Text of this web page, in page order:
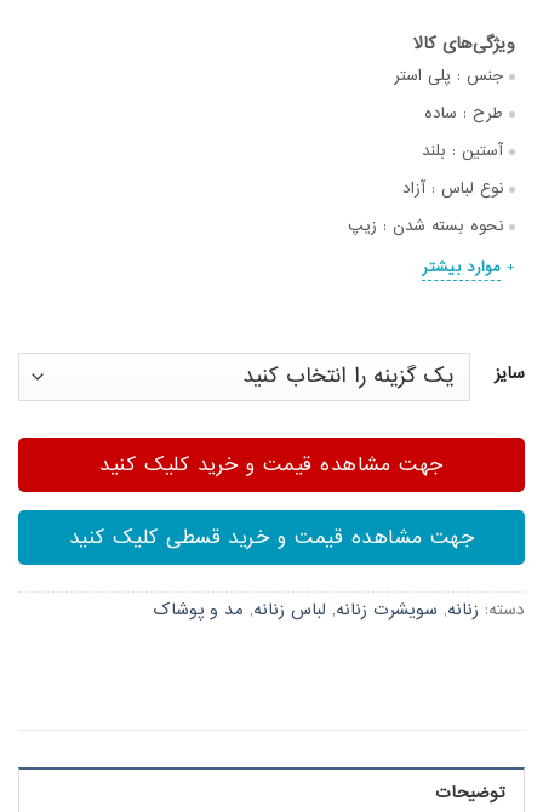
جنس : پلی استر
طرح : ساده
آستین : بلند
نوع لباس : آزاد
نحوه بسته شدن : زیپ
موارد بیشتر
سایز
جهت مشاهده قیمت و خرید کلیک کنید
جهت مشاهده قیمت و خرید قسطی کلیک کنید
دسته: زنانه, سویشرت زنانه, لباس زنانه, مد و پوشاک
توضیحات